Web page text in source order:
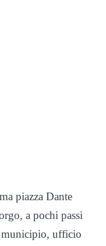
piazza Dante
a pochi passi
municipio, ufficio